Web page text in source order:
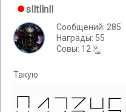
slltllnll
Сообщений: 285
Награды: 55
Cовы: 12
Такую